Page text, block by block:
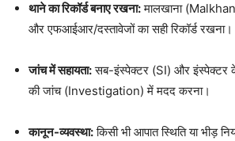
थाने का रिकॉर्ड बनाए रखना:मालखाना
और एफआईआर/दस्तावेजों का सही रिकॉर्ड रखना।
जांच में सहायता:सब-इंस्पेक्टर (SI) और इंस्पेक्टर
की जांच (Investigation) में मदद करना।
कानून-व्यवस्था:किसी भी आपात स्थिति या भीड़